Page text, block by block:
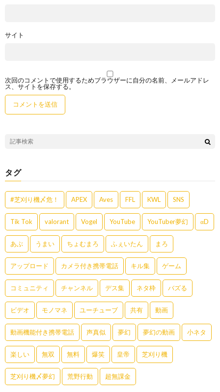
サイト
次回のコメントで使用するためブラウザーに自分の名前、メールアドレ
ス、サイトを保存する。
タグ
#芝刈り機〆危！ APEX Aves FFL KWL SNS
Tik Tok valorant Vogel YouTube YouTuber夢幻 αD
あぶ うまい ちょむまろ ふぇいたん まろ
アップロード カメラ付き携帯電話 キル集 ゲーム
コミュニティ チャンネル デス集 ネタ枠 バズる
ビデオ モノマネ ユーチューブ 共有 動画
動画機能付き携帯電話 声真似 夢幻 夢幻の動画 小ネタ
楽しい 無双 無料 爆笑 皇帝 芝刈り機
芝刈り機〆夢幻 荒野行動 超無課金